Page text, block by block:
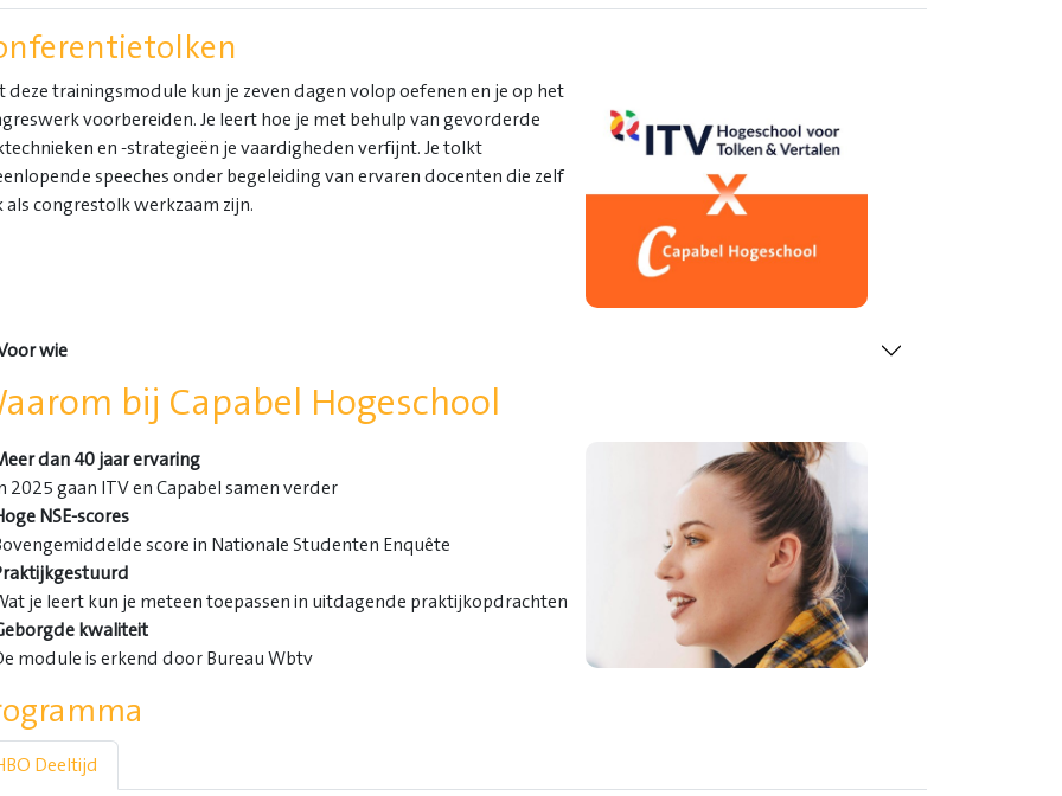
deze trainingsmodule kun je zeven dagen volop oefenen en je op het
voorbereiden. Je leert hoe je met behulp van gevorderde
en -strategieën je vaardigheden verfijnt. Je tolkt
speeches onder begeleiding van ervaren docenten die zelf
als congrestolk werkzaam zijn.
wie
bij Capabel Hogeschool
dan 40 jaar ervaring
2025 gaan ITV en Capabel samen verder
NSE-scores
score in Nationale Studenten Enquête
je leert kun je meteen toepassen in uitdagende praktijkopdrachten
kwaliteit
module is erkend door Bureau Wbtv
Deeltijd